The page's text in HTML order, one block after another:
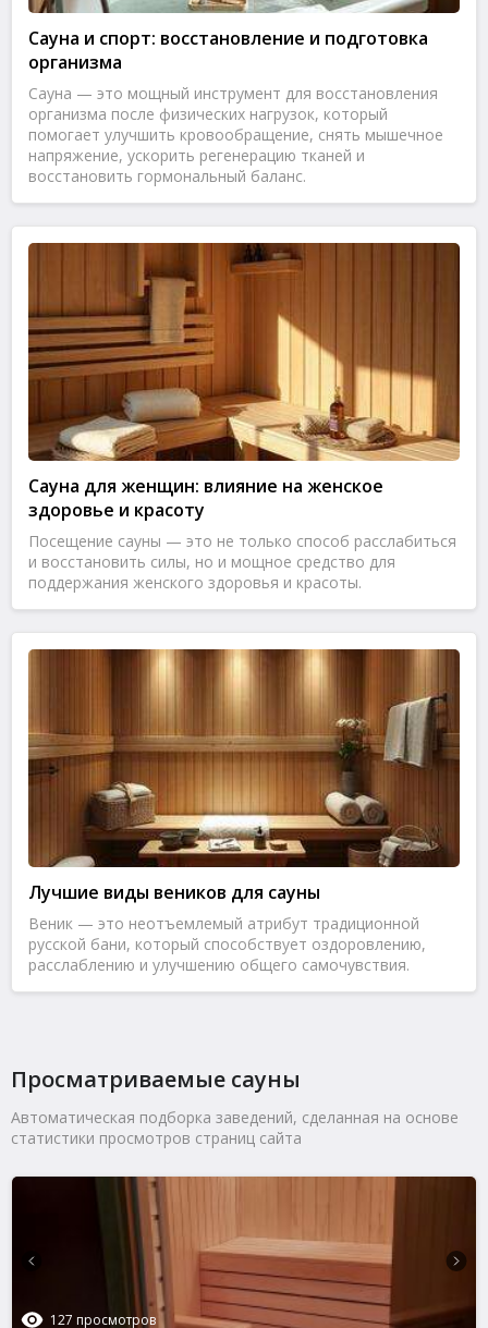
Сауна и спорт: восстановление и подготовка
организма
Сауна — это мощный инструмент для восстановления
организма после физических нагрузок, который
помогает улучшить кровообращение, снять мышечное
напряжение, ускорить регенерацию тканей и
восстановить гормональный баланс.
Сауна для женщин: влияние на женское
здоровье и красоту
Посещение сауны — это не только способ расслабиться
и восстановить силы, но и мощное средство для
поддержания женского здоровья и красоты.
Лучшие виды веников для сауны
Веник — это неотъемлемый атрибут традиционной
русской бани, который способствует оздоровлению,
расслаблению и улучшению общего самочувствия.
Просматриваемые сауны
Автоматическая подборка заведений, сделанная на основе
статистики просмотров страниц сайта
127 просмотров